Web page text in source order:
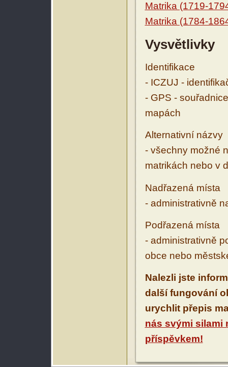
Matrika (1719-
Matrika (1784-
Vysvětlivky
Identifikace
- ICZUJ -
- GPS -
mapách
Alternativní názvy
- všechny možné
matrikách nebo v
Nadřazená místa
- administrativně
Podřazená místa
- administrativně
obce nebo
Nalezli jste
další fungování
urychlit přepis
nás svými silami
příspěvkem!